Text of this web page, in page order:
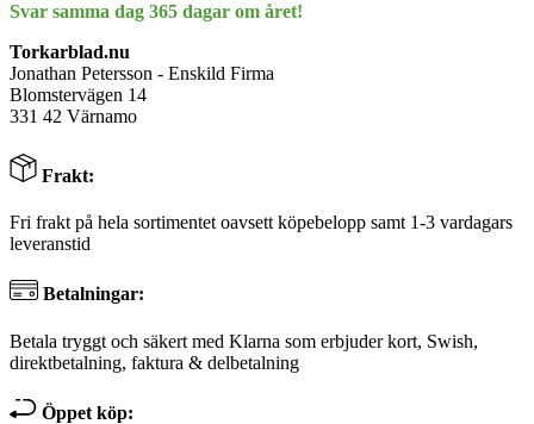
Svar samma dag 365 dagar om året!
Torkarblad.nu
Jonathan Petersson - Enskild Firma
Blomstervägen 14
331 42 Värnamo
Frakt:
Fri frakt på hela sortimentet oavsett köpebelopp samt 1-3 vardagars
leveranstid
Betalningar:
Betala tryggt och säkert med Klarna som erbjuder kort, Swish,
direktbetalning, faktura & delbetalning
Öppet köp: